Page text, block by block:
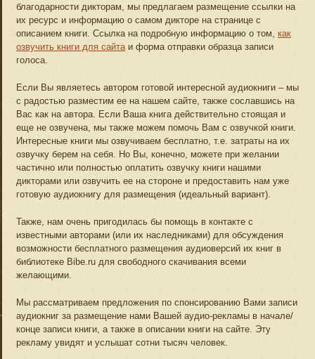
благодарности дикторам, мы предлагаем размещение ссылки на
их ресурс и информацию о самом дикторе на странице с
описанием книги. Ссылка на подробную информацию о том, как
озвучить книги для сайтаи форма отправки образца записи
голоса.
Если Вы являетесь автором готовой интересной аудиокниги – мы
с радостью разместим ее на нашем сайте, также сославшись на
Вас как на автора. Если Ваша книга действительно стоящая и
еще не озвучена, мы также можем помочь Вам с озвучкой книги.
Интересные книги мы озвучиваем бесплатно, т.е. затраты на их
озвучку берем на себя. Но Вы, конечно, можете при желании
частично или полностью оплатить озвучку книги нашими
дикторами или озвучить ее на стороне и предоставить нам уже
готовую аудиокнигу для размещения (идеальный вариант).
Также, нам очень пригодилась бы помощь в контакте с
известными авторами (или их наследниками) для обсуждения
возможности бесплатного размещения аудиоверсий их книг в
библиотеке Bibe.ru для свободного скачивания всеми
желающими.
Мы рассматриваем предложения по спонсированию Вами записи
аудиокниг за размещение нами Вашей аудио-рекламы в начале/
конце записи книги, а также в описании книги на сайте. Эту
рекламу увидят и услышат сотни тысяч человек.